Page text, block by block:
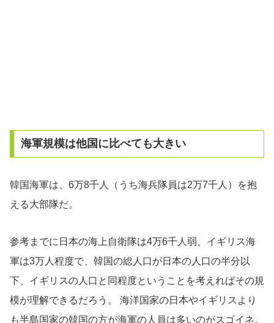
海軍規模は他国に比べても大きい
韓国海軍は、6万8千人（うち海兵隊員は2万7千人）を抱
える大部隊だ。
参考までに日本の海上自衛隊は4万6千人弱、イギリス海
軍は3万人程度で、韓国の総人口が日本の人口の半分以
下、イギリスの人口と同程度ということを考えればその規
模が理解できるだろう。 海洋国家の日本やイギリスより
も半島国家の韓国の方が海軍の人員は多いのがスゴイネ。